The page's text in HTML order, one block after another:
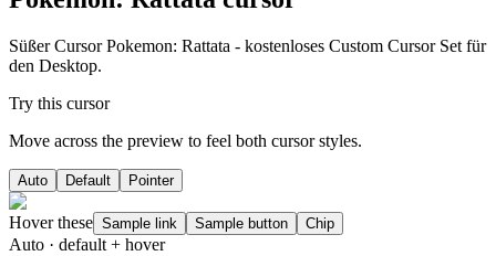
Süßer Cursor Pokemon: Rattata - kostenloses Custom Cursor Set für
den Desktop.
Try this cursor
Move across the preview to feel both cursor styles.
Auto Default Pointer
Hover these Sample link Sample button Chip
Auto · default + hover